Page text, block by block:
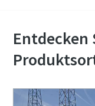
Entdecken